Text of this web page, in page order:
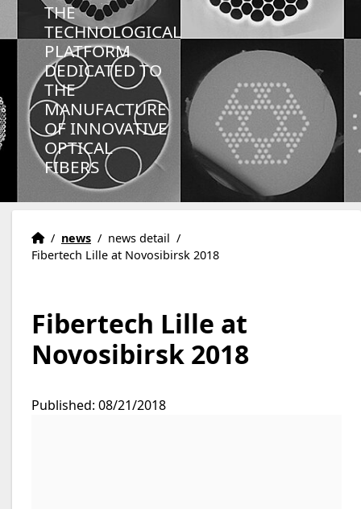
THE
TECHNOLOGICAL
PLATFORM
DEDICATED TO
THE
MANUFACTURE
OF INNOVATIVE
OPTICAL
FIBERS
Homepage
Accueil
/ news / news detail /
Fibertech Lille at Novosibirsk 2018
Fibertech Lille at
Novosibirsk 2018
Published: 08/21/2018